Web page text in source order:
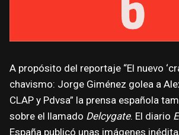
A propósito del reportaje “El nuevo
chavismo: Jorge Giménez golea a
CLAP y Pdvsa” la prensa española
sobre el llamado Delcygate. El diario
España publicó unas imágenes